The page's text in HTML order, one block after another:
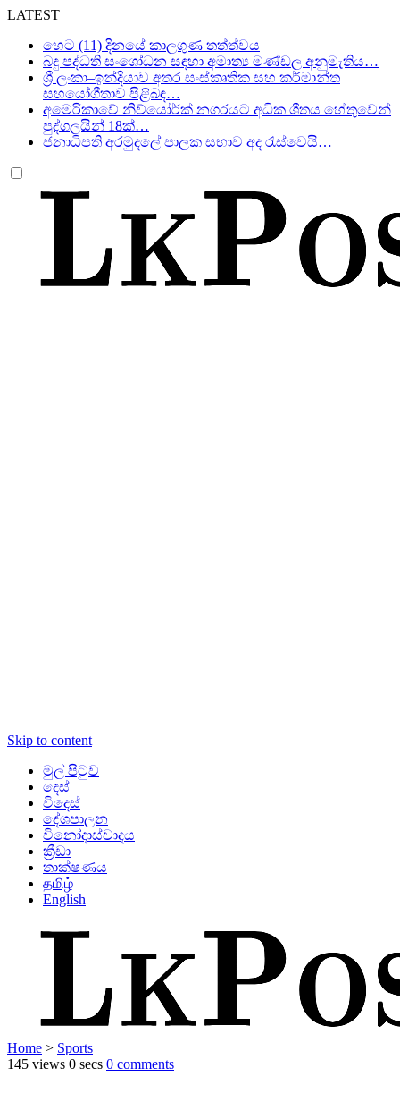
LATEST
හෙට (11) දිනයේ කාලගුණ තත්ත්වය
බදු පද්ධති සංශෝධන සඳහා අමාත්‍ය මණ්ඩල අනුමැතිය…
ශ්‍රී ලංකා–ඉන්දියාව අතර සංස්කෘතික සහ කර්මාන්ත
සහයෝගීතාව පිළිබඳ…
අමෙරිකාවේ නිව්යෝර්ක් නගරයට අධික ශීතය හේතුවෙන්
පුද්ගලයින් 18ක්…
ජනාධිපති අරමුදලේ පාලක සභාව අද රැස්වෙයි…
Skip to content
මුල් පිටුව
දෙස්
විදෙස්
දේශපාලන
විනෝදාස්වාදය
ක්‍රීඩා
තාක්ෂණය
தமிழ்
English
Home > Sports
145 views 0 secs 0 comments